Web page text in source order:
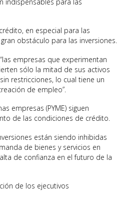
en especial para las
obstáculo para las inversiones.
empresas que experimentan
sólo la mitad de sus activos
restricciones, lo cual tiene un
de empleo”.
empresas (PYME) siguen
de las condiciones de crédito.
están siendo inhibidas
de bienes y servicios en
de confianza en el futuro de la
de los ejecutivos